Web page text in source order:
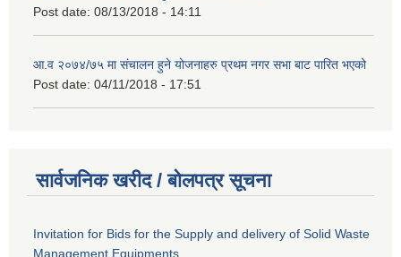
Post date: 08/13/2018 - 14:11
आ.व २०७४/७५ मा संचालन हुने योजनाहरु प्रथम नगर सभा बाट पारित भएको
Post date: 04/11/2018 - 17:51
सार्वजनिक खरीद / बोलपत्र सूचना
Invitation for Bids for the Supply and delivery of Solid Waste
Management Equipments